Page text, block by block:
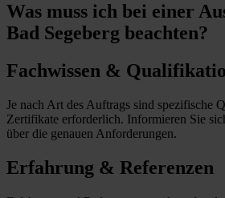
Was muss ich bei einer
Bad Segeberg beachten?
Fachwissen &
Je nach Art des Auftrags sind spezifische
Zertifikate erforderlich. Informieren Sie
über die genauen Anforderungen.
Erfahrung & Referenzen